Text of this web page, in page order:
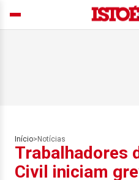
Início> Notícias
Trabalhadores
Civil iniciam